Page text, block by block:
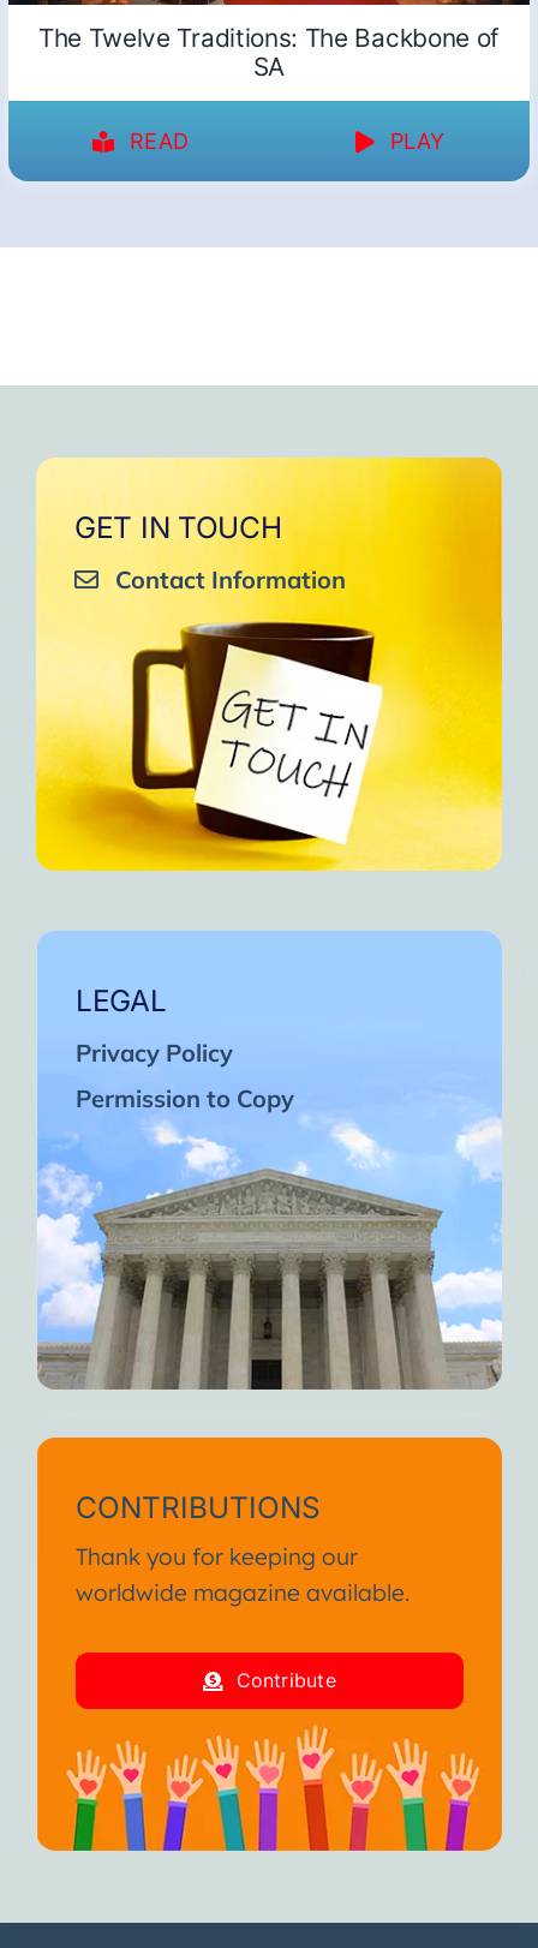
The Twelve Traditions: The Backbone of
SA
READ PLAY
GET IN TOUCH
Contact Information
LEGAL
Privacy Policy
Permission to Copy
CONTRIBUTIONS
Thank you for keeping our
worldwide magazine available.
Contribute